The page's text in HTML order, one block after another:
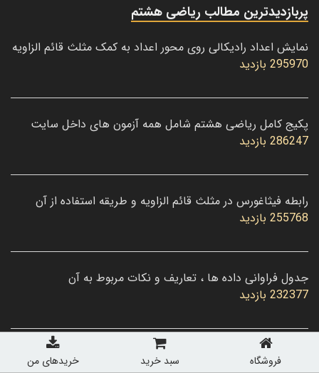
پربازدیدترین مطالب ریاضی هشتم
نمایش اعداد رادیکالی روی محور اعداد به کمک مثلث قائم الزاویه
295970 بازدید
پکیج کامل ریاضی هشتم شامل همه آزمون های داخل سایت
286247 بازدید
رابطه فیثاغورس در مثلث قائم الزاویه و طریقه استفاده از آن
255768 بازدید
جدول فراوانی داده ها ، تعاریف و نکات مربوط به آن
232377 بازدید
فروشگاه سبد خرید خریدهای من